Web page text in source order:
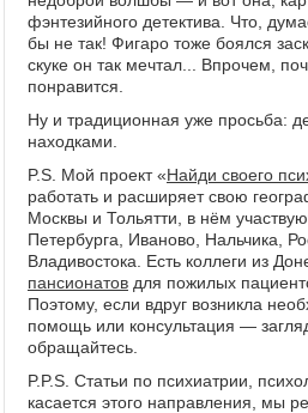
фэнтезийного детектива. Что,
бы не так! Фигаро тоже боялся
скуке он так мечтал... Впрочем,
понравится.
Ну и традиционная уже просьба:
находками.
P.S. Мой проект «Найди своего
работать и расширяет свою
Москвы и Тольятти, в нём
Петербурга, Иваново, Нальчика,
Владивостока. Есть коллеги из
пансионатов для пожилых
Поэтому, если вдруг возникла
помощь или консультация —
обращайтесь.
P.P.S. Статьи по психиатрии,
касается этого направления, мы